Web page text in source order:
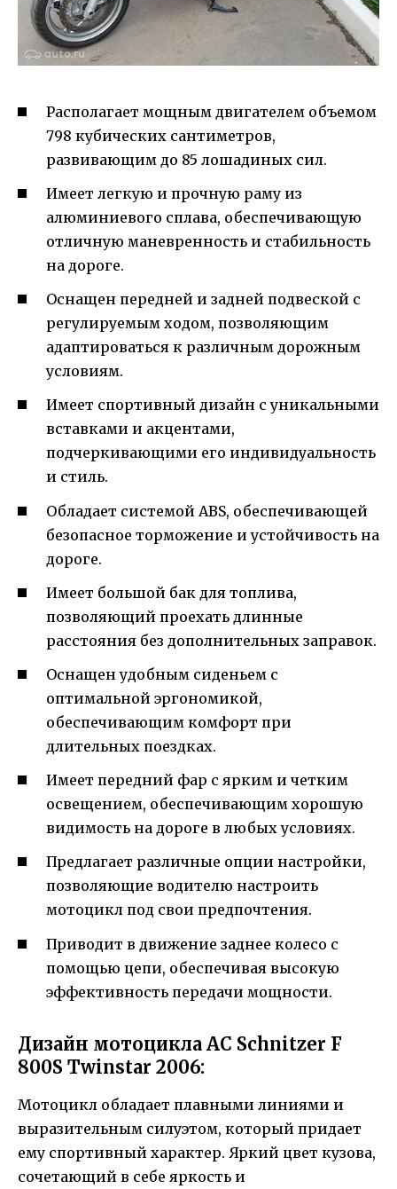
Располагает мощным двигателем объемом
798 кубических сантиметров,
развивающим до 85 лошадиных сил.
Имеет легкую и прочную раму из
алюминиевого сплава, обеспечивающую
отличную маневренность и стабильность
на дороге.
Оснащен передней и задней подвеской с
регулируемым ходом, позволяющим
адаптироваться к различным дорожным
условиям.
Имеет спортивный дизайн с уникальными
вставками и акцентами,
подчеркивающими его индивидуальность
и стиль.
Обладает системой ABS, обеспечивающей
безопасное торможение и устойчивость на
дороге.
Имеет большой бак для топлива,
позволяющий проехать длинные
расстояния без дополнительных заправок.
Оснащен удобным сиденьем с
оптимальной эргономикой,
обеспечивающим комфорт при
длительных поездках.
Имеет передний фар с ярким и четким
освещением, обеспечивающим хорошую
видимость на дороге в любых условиях.
Предлагает различные опции настройки,
позволяющие водителю настроить
мотоцикл под свои предпочтения.
Приводит в движение заднее колесо с
помощью цепи, обеспечивая высокую
эффективность передачи мощности.
Дизайн мотоцикла AC Schnitzer F
800S Twinstar 2006:
Мотоцикл обладает плавными линиями и
выразительным силуэтом, который придает
ему спортивный характер. Яркий цвет кузова,
сочетающий в себе яркость и